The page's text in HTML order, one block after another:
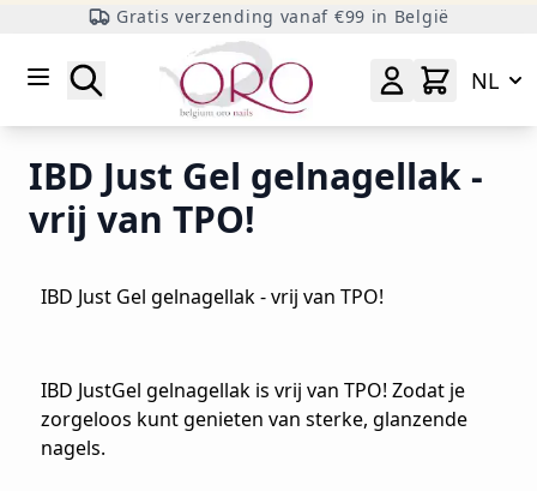
Gratis verzending vanaf €99 in België
Zoeken
NL
IBD Just Gel gelnagellak -
vrij van TPO!
IBD Just Gel gelnagellak - vrij van TPO!
IBD JustGel gelnagellak is vrij van TPO! Zodat je
zorgeloos kunt genieten van sterke, glanzende
nagels.